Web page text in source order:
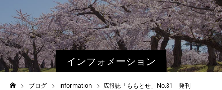
インフォメーション
ブログ information 広報誌「ももとせ」No.81 発刊